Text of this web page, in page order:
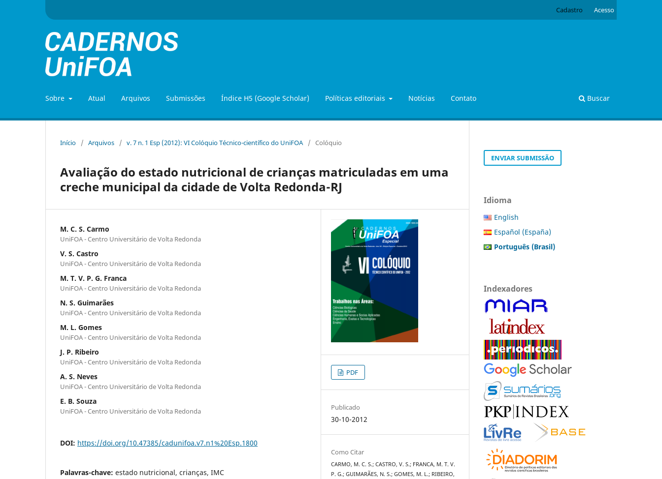
Sobre Atual Arquivos Submissões Índice H5 (Google Scholar) Políticas editoriais Notícias Contato Buscar
Cadastro Acesso
Início / Arquivos / v. 7 n. 1 Esp (2012): VI Colóquio Técnico-científico do UniFOA / Colóquio
Avaliação do estado nutricional de crianças matriculadas em uma
creche municipal da cidade de Volta Redonda-RJ
M. C. S. Carmo
UniFOA - Centro Universitário de Volta Redonda
V. S. Castro
UniFOA - Centro Universitário de Volta Redonda
M. T. V. P. G. Franca
UniFOA - Centro Universitário de Volta Redonda
N. S. Guimarães
UniFOA - Centro Universitário de Volta Redonda
M. L. Gomes
UniFOA - Centro Universitário de Volta Redonda
J. P. Ribeiro
UniFOA - Centro Universitário de Volta Redonda
A. S. Neves
UniFOA - Centro Universitário de Volta Redonda
E. B. Souza
UniFOA - Centro Universitário de Volta Redonda
DOI: https://doi.org/10.47385/cadunifoa.v7.n1%20Esp.1800
Palavras-chave: estado nutricional, crianças, IMC
PDF
Publicado
30-10-2012
Como Citar
CARMO, M. C. S.; CASTRO, V. S.; FRANCA, M. T. V.
P. G.; GUIMARÃES, N. S.; GOMES, M. L.; RIBEIRO,
ENVIAR SUBMISSÃO
Idioma
English
Español (España)
Português (Brasil)
Indexadores